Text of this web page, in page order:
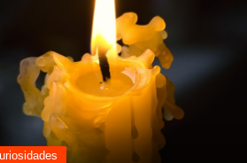
e Finanças Tecnologia